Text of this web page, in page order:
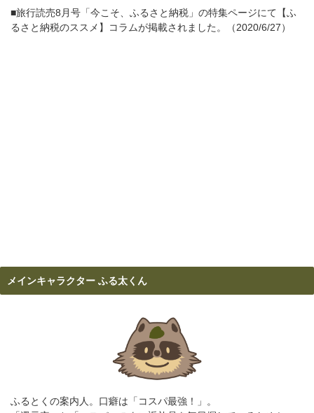
■旅行読売8月号「今こそ、ふるさと納税」の特集ページにて【ふ
るさと納税のススメ】コラムが掲載されました。（2020/6/27）
メインキャラクター ふる太くん
ふるとくの案内人。口癖は「コスパ最強！」。